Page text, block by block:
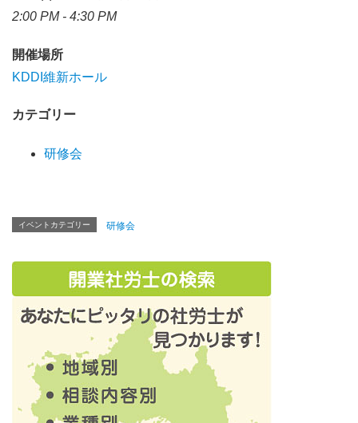
2:00 PM - 4:30 PM
開催場所
KDDI維新ホール
カテゴリー
研修会
イベントカテゴリー 研修会